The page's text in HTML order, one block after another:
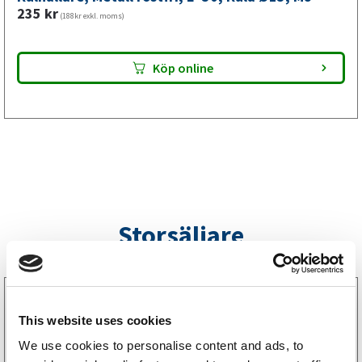
This website uses cookies
We use cookies to personalise content and ads, to
mm,
mängd
235 kr (188kr exkl. moms)
Köp online
Storsäljare
LGF Skylt Självhäftande